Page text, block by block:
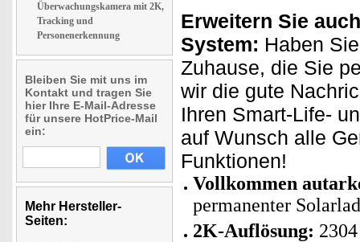
Überwachungskamera mit 2K,
Tracking und
Personenerkennung
Bleiben Sie mit uns im
Kontakt und tragen Sie
hier Ihre E-Mail-Adresse
für unsere HotPrice-Mail
ein:
Mehr Hersteller-
Seiten:
Erweitern Sie
System: Haben
Zuhause, die Sie
wir die gute
Ihren Smart-Life-
auf Wunsch alle
Funktionen!
Vollkommen
permanenter
2K-Auflösung: